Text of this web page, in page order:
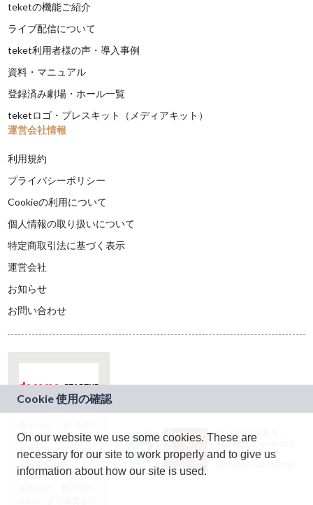
teketの機能ご紹介
ライブ配信について
teket利用者様の声・導入事例
資料・マニュアル
登録済み劇場・ホール一覧
teketロゴ・プレスキット（メディアキット）
運営会社情報
利用規約
プライバシーポリシー
Cookieの利用について
個人情報の取り扱いについて
特定商取引法に基づく表示
運営会社
お知らせ
お問い合わせ
ドコモグループの新
規事業創出プログラ
ム「docomo
STARTUP」を通じて
JASRAC許諾番号：
9024936001Y45037
JASRAC許諾番号：
On our website we use some cookies. These are
necessary for our site to work properly and to give us
information about how our site is used.